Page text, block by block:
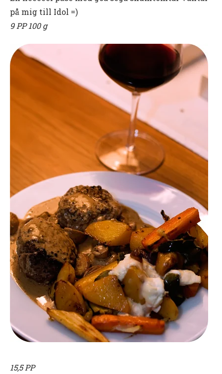
på mig till Idol =)
9 PP 100 g
15,5 PP